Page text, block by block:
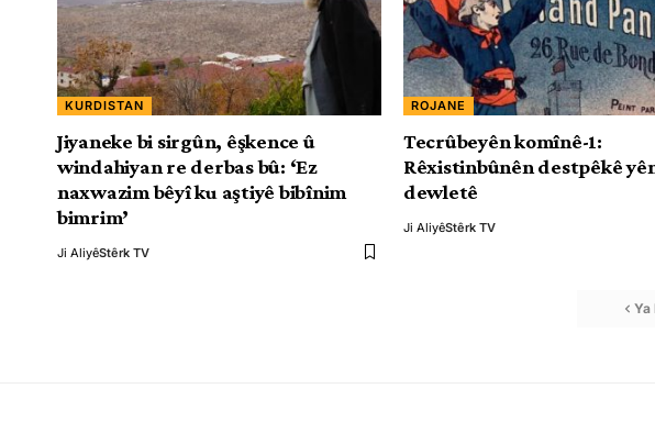
KURDISTAN
Jiyaneke bi sirgûn, êşkence û
windahiyan re derbas bû: ‘Ez
naxwazim bêyî ku aştiyê bibînim
bimrim’
Ji AliyêStêrk TV
ROJANE
Tecrûbeyên komînê-1:
Rêxistinbûnên destpêkê
dewletê
Ji AliyêStêrk TV
Ya